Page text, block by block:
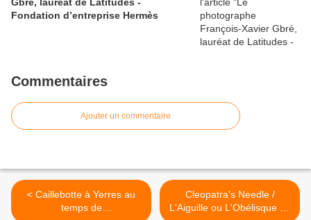
Fondation d’entreprise Hermès
Commentaires
Ajouter un commentaire
< Caillebotte à Yerres au
temps de
Cleopatra's Needle /
L'Aiguille ou L'Obélisque de